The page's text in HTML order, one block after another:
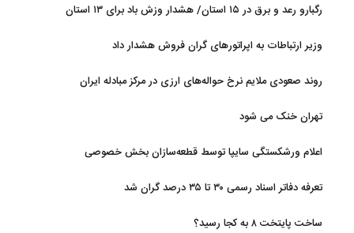
رگبارو رعد و برق در ۱۵ استان/ هشدار وزش باد برای ۱۳ استان‌
وزیر ارتباطات به اپراتورهای گران فروش هشدار داد
روند صعودی ملایم نرخ حواله‌های ارزی در مرکز مبادله ایران
تهران خنک می شود
اعلام ورشکستگی سایپا توسط قطعه‌سازان بخش خصوصی
تعرفه دفاتر اسناد رسمی ۳۰ تا ۳۵ درصد گران شد
ساخت پایتخت ۸ به کجا رسید؟